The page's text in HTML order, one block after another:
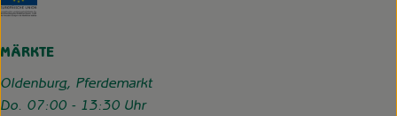
MÄRKTE
Oldenburg, Pferdemarkt
Do. 07:00 - 13:30 Uhr